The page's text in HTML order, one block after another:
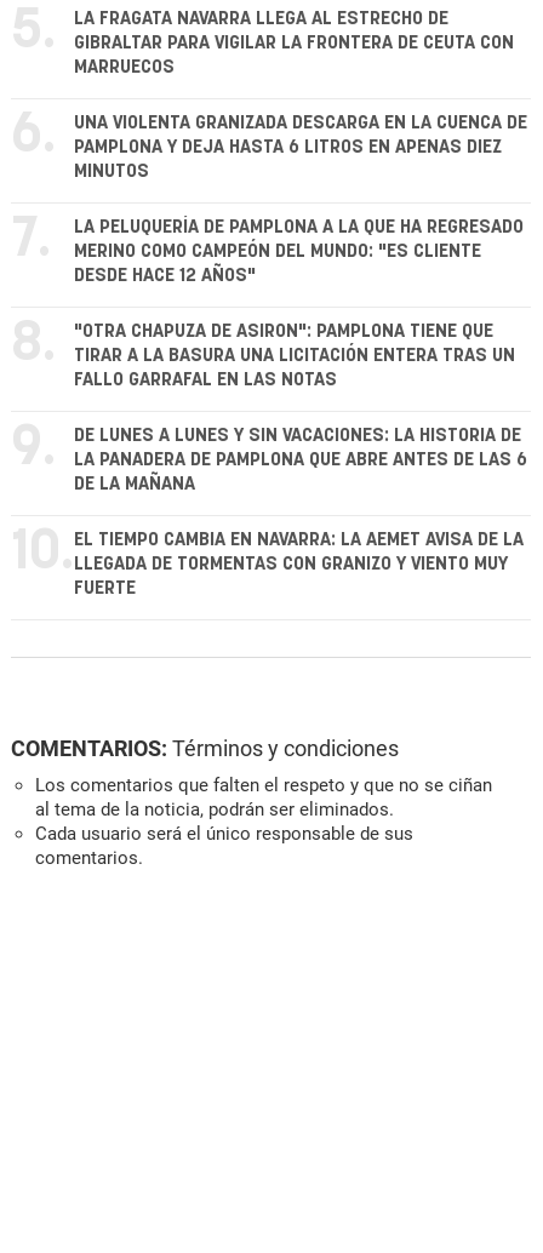
5.
LA FRAGATA NAVARRA LLEGA AL ESTRECHO DE
GIBRALTAR PARA VIGILAR LA FRONTERA DE CEUTA CON
MARRUECOS
6.
UNA VIOLENTA GRANIZADA DESCARGA EN LA CUENCA DE
PAMPLONA Y DEJA HASTA 6 LITROS EN APENAS DIEZ
MINUTOS
7.
LA PELUQUERÍA DE PAMPLONA A LA QUE HA REGRESADO
MERINO COMO CAMPEÓN DEL MUNDO: "ES CLIENTE
DESDE HACE 12 AÑOS"
8.
"OTRA CHAPUZA DE ASIRON": PAMPLONA TIENE QUE
TIRAR A LA BASURA UNA LICITACIÓN ENTERA TRAS UN
FALLO GARRAFAL EN LAS NOTAS
9.
DE LUNES A LUNES Y SIN VACACIONES: LA HISTORIA DE
LA PANADERA DE PAMPLONA QUE ABRE ANTES DE LAS 6
DE LA MAÑANA
10. EL TIEMPO CAMBIA EN NAVARRA: LA AEMET AVISA DE LA
LLEGADA DE TORMENTAS CON GRANIZO Y VIENTO MUY
FUERTE
COMENTARIOS: Términos y condiciones
Los comentarios que falten el respeto y que no se ciñan
al tema de la noticia, podrán ser eliminados.
Cada usuario será el único responsable de sus
comentarios.